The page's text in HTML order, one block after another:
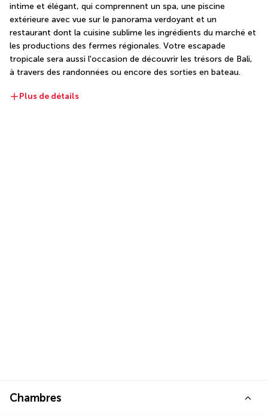
intime et élégant, qui comprennent un spa, une piscine
extérieure avec vue sur le panorama verdoyant et un
restaurant dont la cuisine sublime les ingrédients du marché et
les productions des fermes régionales. Votre escapade
tropicale sera aussi l'occasion de découvrir les trésors de Bali,
à travers des randonnées ou encore des sorties en bateau.
Plus de détails
Chambres